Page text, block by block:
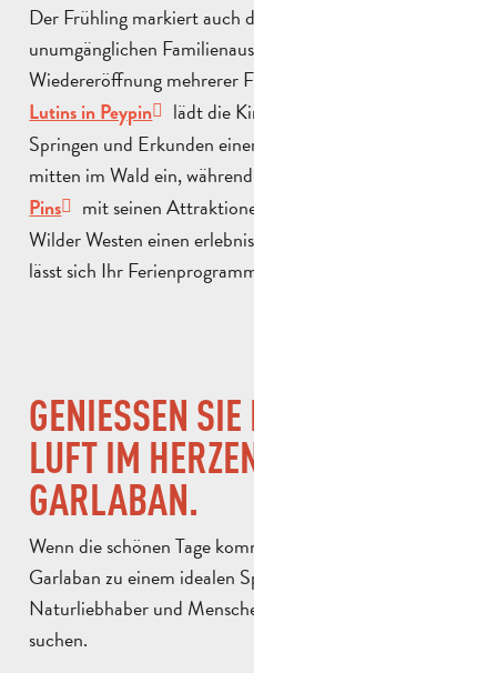
Der Frühling markiert auch die Rückkehr der
unumgänglichen Familienausflüge mit der
Wiedereröffnung mehrerer Freizeitparks. Le
Lutins in Peypin
lädt die Kinder zum Klettern,
Springen und Erkunden einer märchenhaften Welt
mitten im Wald ein, während
Pins
mit seinen Attraktionen und Shows zum Thema
Wilder Westen einen erlebnisreichen Tag verspricht. So
lässt sich Ihr Ferienprogramm perfekt abrunden!
GENIESSEN SIE DIE FRISCHE L
UFT IM HERZEN VON G
ARLABAN.
Wenn die schönen Tage kommen, werden die Hügel von
Garlaban zu einem idealen Spielplatz für
Naturliebhaber und Menschen, die große Weiten
suchen.